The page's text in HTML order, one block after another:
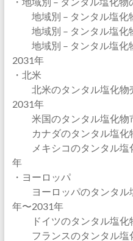
地域別 – タンタル塩化
地域別 – タンタル塩化
地域別 – タンタル塩化
2031年
・北米
北米のタンタル塩化物
2031年
米国のタンタル塩化物
カナダのタンタル塩化
メキシコのタンタル塩
年
・ヨーロッパ
ヨーロッパのタンタル
年〜2031年
ドイツのタンタル塩化
フランスのタンタル塩